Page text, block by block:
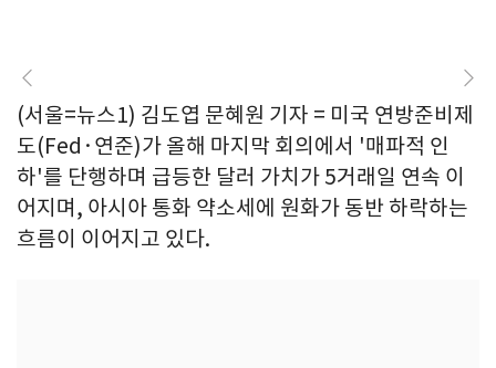
(서울=뉴스1) 김도엽 문혜원 기자 = 미국 연방준비제
도(Fed·연준)가 올해 마지막 회의에서 '매파적 인
하'를 단행하며 급등한 달러 가치가 5거래일 연속 이
어지며, 아시아 통화 약소세에 원화가 동반 하락하는
흐름이 이어지고 있다.